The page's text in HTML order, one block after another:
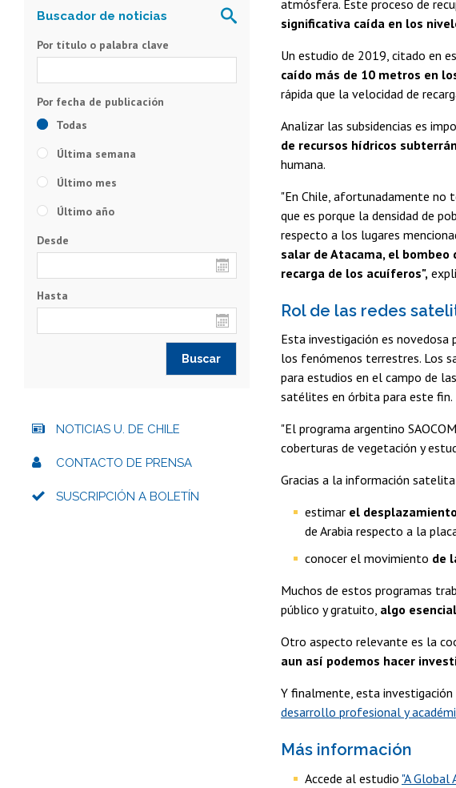
atmósfera. Este proceso de
significativa caída en los
Un estudio de 2019, citado en
caído más de 10 metros en
rápida que la velocidad de
Analizar las subsidencias es
de recursos hídricos
humana.
"En Chile, afortunadamente no
que es porque la densidad de
respecto a los lugares
salar de Atacama, el
recarga de los acuíferos",
Rol de las redes
Esta investigación es
los fenómenos terrestres. Los
para estudios en el campo de
satélites en órbita para este fin.
"El programa argentino
coberturas de vegetación y
Gracias a la información
estimar el
de Arabia respecto a la
conocer el movimiento de
Muchos de estos programas
público y gratuito, algo
Otro aspecto relevante es la
aun así podemos hacer
Y finalmente, esta
desarrollo profesional y
Más información
Accede al estudio "A Global
Por título o palabra clave
Todas
Última semana
Último mes
Último año
Desde
Hasta
NOTICIAS U. DE CHILE
CONTACTO DE PRENSA
SUSCRIPCIÓN A BOLETÍN